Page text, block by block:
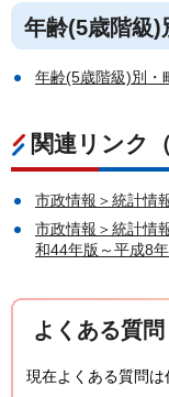
年齢(5歳階級)
年齢(5歳階級)別・
関連リンク
市政情報＞統計情
市政情報＞統計情
和44年版～平成8年
よくある質問
現在よくある質問は